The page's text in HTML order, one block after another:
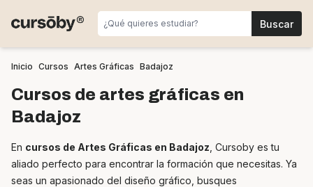
Inicio Cursos Artes Gráficas Badajoz
Cursos de artes gráficas en
Badajoz
En cursos de Artes Gráficas en Badajoz , Cursoby es tu
aliado perfecto para encontrar la formación que necesitas. Ya
seas un apasionado del diseño gráfico, busques